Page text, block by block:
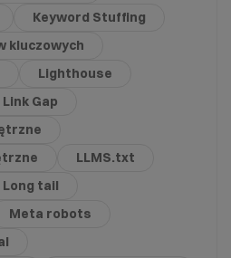
Keyword Stuffing
kluczowych
Lighthouse
Link Gap
LLMS.txt
Long tail
Meta robots